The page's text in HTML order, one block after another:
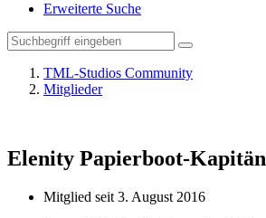
Erweiterte Suche
TML-Studios Community
Mitglieder
Elenity Papierboot-Kapitän
Mitglied seit 3. August 2016